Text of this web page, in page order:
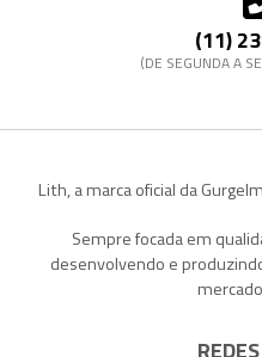
(11)
(DE SEGUNDA A
Lith, a marca oficial da
Sempre focada em
desenvolvendo e